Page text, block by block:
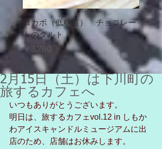
ロカボ（低糖質） チョコレー
トのタルト
価格
￥3,780
メル
り）
価格
￥550
2月15日（土）は下川町の
旅するカフェへ
いつもありがとうございます。
明日は、旅するカフェvol.12 in しもか
わアイスキャンドルミュージアムに出
店のため、店舗はお休みします。